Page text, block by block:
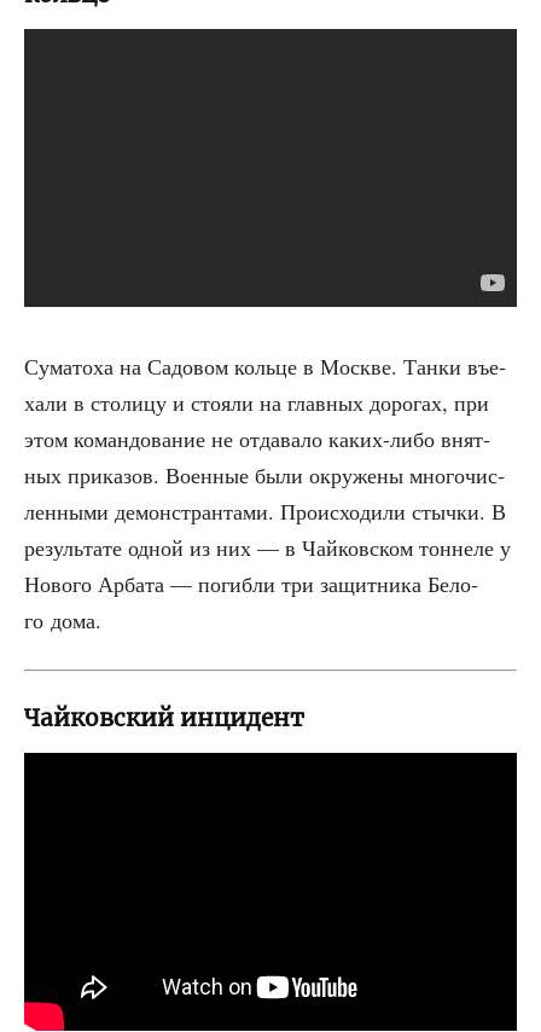
Сума­то­ха на Садо­вом коль­це в Москве. Тан­ки въе­
ха­ли в сто­ли­цу и сто­я­ли на глав­ных доро­гах, при
этом коман­до­ва­ние не отда­ва­ло каких-либо внят­
ных при­ка­зов. Воен­ные были окру­же­ны мно­го­чис­
лен­ны­ми демон­стран­та­ми. Про­ис­хо­ди­ли стыч­ки. В
резуль­та­те одной из них — в Чай­ков­ском тон­не­ле у
Ново­го Арба­та — погиб­ли три защит­ни­ка Бело­
го дома.
Чайковский инцидент